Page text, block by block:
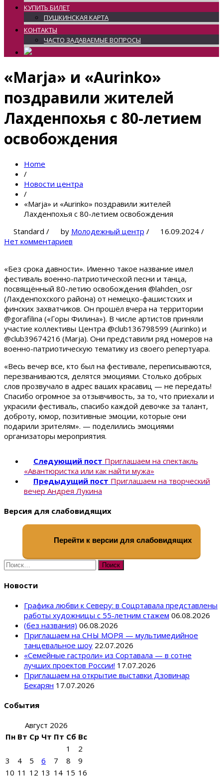
КУПИТЬ БИЛЕТ
ПУШКИНСКАЯ КАРТА
КОНТАКТЫ
ЧАСТО ЗАДАВАЕМЫЕ ВОПРОСЫ
«Marja» и «Aurinko»
поздравили жителей
Лахденпохья с 80-летием
освобождения
Home
/
Новости центра
/
«Marja» и «Aurinko» поздравили жителей
Лахденпохья с 80-летием освобождения
Standard / by Молодежный центр / 16.09.2024/
Нет комментариев
«Без срока давности». Именно такое название имел
фестиваль военно-патриотической песни и танца,
посвящённый 80-летию освобождения @lahden_osr
(Лахденпохского района) от немецко-фашистских и
финских захватчиков. Он прошёл вчера на территории
@gorafilina («Горы Филина»). В числе артистов приняли
участие коллективы Центра @club136798599 (Aurinko) и
@club39674216 (Marja). Они представили ряд номеров на
военно-патриотическую тематику из своего репертуара.
«Весь вечер все, кто был на фестивале, переписываются,
перезваниваются, делятся эмоциями. Столько добрых
слов прозвучало в адрес ваших красавиц — не передать!
Спасибо огромное за отзывчивость, за то, что приехали и
украсили фестиваль, спасибо каждой девочке за талант,
доброту, юмор, позитивные эмоции, которые они
подарили зрителям». — поделились эмоциями
организаторы мероприятия.
Следующий пост Приглашаем на спектакль
«Авантюристка или как найти мужа»
Предыдущий пост Приглашаем на творческий
вечер Андрея Лукина
Версия для слабовидящих
Перейти к версии для слабовидящих
Найти:
Новости
Графика любви к Северу: в Соцртавала представлены
работы художницы с 55-летним стажем 06.08.2026
(без названия) 06.08.2026
Приглашаем на СНЫ МОРЯ — мультимедийное
танцевальное шоу 22.07.2026
«Семейные гастроли» из Сортавала — в сотне
лучших проектов России! 17.07.2026
Приглашаем на открытие выставки Дзовинар
Бекарян 17.07.2026
События
Август 2026
Пн Вт Ср Чт Пт Сб Вс
1
2
3
4 5 6 7 8
9
10 11 12 13 14 15 16